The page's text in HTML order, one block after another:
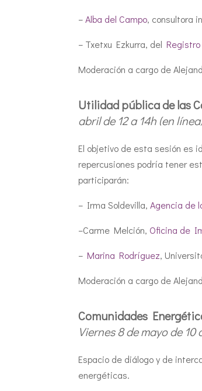
–Alba del Campo, consultora
– Txetxu Ezkurra, del
Moderación a cargo de
Utilidad pública de las
abril de 12 a 14h (en
El objetivo de esta sesión es
repercusiones podría tener
participarán:
– Irma Soldevilla,Agencia de
–Carme Melción, Oficina de
–Marina Rodríguez,
Moderación a cargo de
Comunidades
Viernes 8 de mayo de
Espacio de diálogo y de
energéticas.